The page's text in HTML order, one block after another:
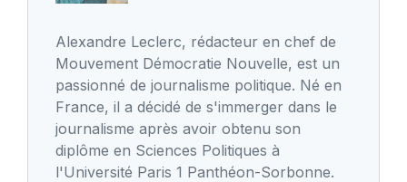
Alexandre Leclerc, rédacteur en chef de
Mouvement Démocratie Nouvelle, est un
passionné de journalisme politique. Né en
France, il a décidé de s'immerger dans le
journalisme après avoir obtenu son
diplôme en Sciences Politiques à
l'Université Paris 1 Panthéon-Sorbonne.